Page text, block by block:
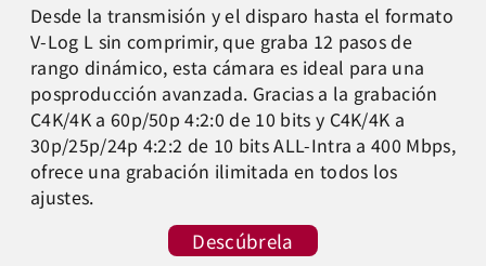
Desde la transmisión y el disparo hasta el formato
V-Log L sin comprimir, que graba 12 pasos de
rango dinámico, esta cámara es ideal para una
posproducción avanzada. Gracias a la grabación
C4K/4K a 60p/50p 4:2:0 de 10 bits y C4K/4K a
30p/25p/24p 4:2:2 de 10 bits ALL-Intra a 400 Mbps,
ofrece una grabación ilimitada en todos los
ajustes.
Descúbrela